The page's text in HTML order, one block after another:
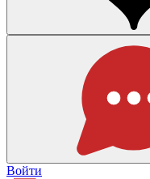
Войти